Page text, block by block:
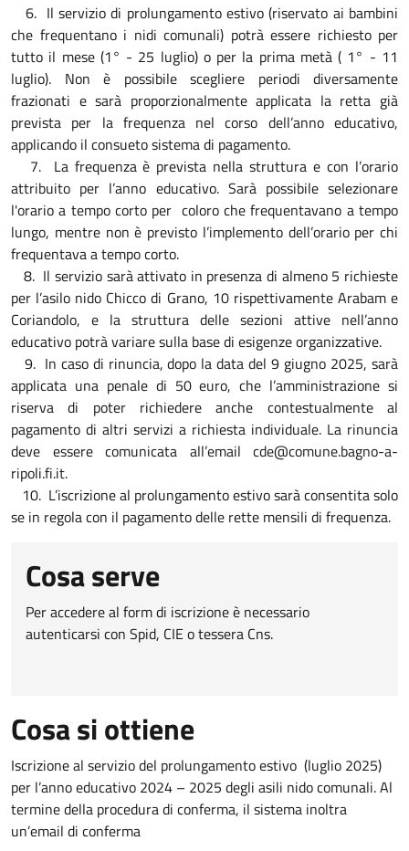
6. Il servizio di prolungamento estivo (riservato ai bambini
che frequentano i nidi comunali) potrà essere richiesto per
tutto il mese (1° - 25 luglio) o per la prima metà ( 1° - 11
luglio). Non è possibile scegliere periodi diversamente
frazionati e sarà proporzionalmente applicata la retta già
prevista per la frequenza nel corso dell’anno educativo,
applicando il consueto sistema di pagamento.
7. La frequenza è prevista nella struttura e con l’orario
attribuito per l’anno educativo. Sarà possibile selezionare
l'orario a tempo corto per coloro che frequentavano a tempo
lungo, mentre non è previsto l’implemento dell’orario per chi
frequentava a tempo corto.
8. Il servizio sarà attivato in presenza di almeno 5 richieste
per l’asilo nido Chicco di Grano, 10 rispettivamente Arabam e
Coriandolo, e la struttura delle sezioni attive nell’anno
educativo potrà variare sulla base di esigenze organizzative.
9. In caso di rinuncia, dopo la data del 9 giugno 2025, sarà
applicata una penale di 50 euro, che l’amministrazione si
riserva di poter richiedere anche contestualmente al
pagamento di altri servizi a richiesta individuale. La rinuncia
deve essere comunicata all’email cde@comune.bagno-a-
ripoli.fi.it.
10. L’iscrizione al prolungamento estivo sarà consentita solo
se in regola con il pagamento delle rette mensili di frequenza.
Cosa serve
Per accedere al form di iscrizione è necessario
autenticarsi con Spid, CIE o tessera Cns.
Cosa si ottiene
Iscrizione al servizio del prolungamento estivo (luglio 2025)
per l’anno educativo 2024 – 2025 degli asili nido comunali. Al
termine della procedura di conferma, il sistema inoltra
un’email di conferma